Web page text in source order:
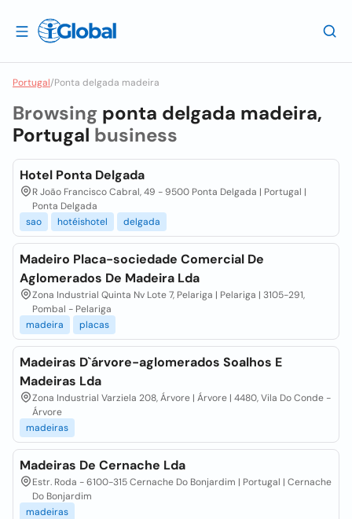
Portugal/Ponta delgada madeira
Browsing ponta delgada madeira,
Portugal business
Hotel Ponta Delgada
R João Francisco Cabral, 49 - 9500 Ponta Delgada | Portugal |
Ponta Delgada
sao
hotéishotel delgada
Madeiro Placa-sociedade Comercial De
Aglomerados De Madeira Lda
Zona Industrial Quinta Nv Lote 7, Pelariga | Pelariga | 3105-291,
Pombal - Pelariga
madeira
placas
Madeiras D`árvore-aglomerados Soalhos E
Madeiras Lda
Zona Industrial Varziela 208, Árvore | Árvore | 4480, Vila Do Conde -
Árvore
madeiras
Madeiras De Cernache Lda
Estr. Roda - 6100-315 Cernache Do Bonjardim | Portugal | Cernache
Do Bonjardim
madeiras